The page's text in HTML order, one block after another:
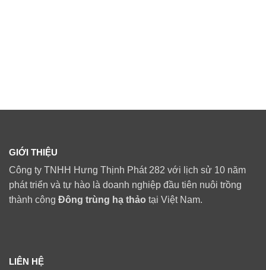
GIỚI THIỆU
Công ty TNHH Hưng Thịnh Phát 282 với lịch sử 10 năm
phát triển và tự hào là doanh nghiệp đầu tiên nuôi trồng
thành công Đông trùng hạ thảo tại Việt Nam.
LIÊN HỆ